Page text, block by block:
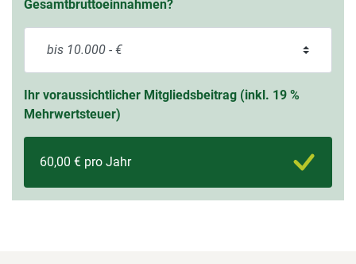
Gesamtbruttoeinnahmen?
Ihr voraussichtlicher Mitgliedsbeitrag (inkl. 19 %
Mehrwertsteuer)
60,00 € pro Jahr